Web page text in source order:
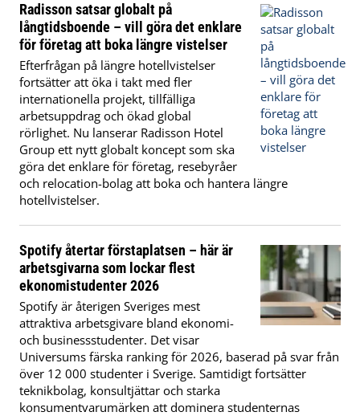
Radisson satsar globalt på
långtidsboende – vill göra det enklare
för företag att boka längre vistelser
Efterfrågan på längre hotellvistelser
fortsätter att öka i takt med fler
internationella projekt, tillfälliga
arbetsuppdrag och ökad global
rörlighet. Nu lanserar Radisson Hotel
Group ett nytt globalt koncept som ska
göra det enklare för företag, resebyråer
och relocation-bolag att boka och hantera längre
hotellvistelser.
Spotify återtar förstaplatsen – här är
arbetsgivarna som lockar flest
ekonomistudenter 2026
Spotify är återigen Sveriges mest
attraktiva arbetsgivare bland ekonomi-
och businessstudenter. Det visar
Universums färska ranking för 2026, baserad på svar från
över 12 000 studenter i Sverige. Samtidigt fortsätter
teknikbolag, konsultjättar och starka
konsumentvarumärken att dominera studenternas